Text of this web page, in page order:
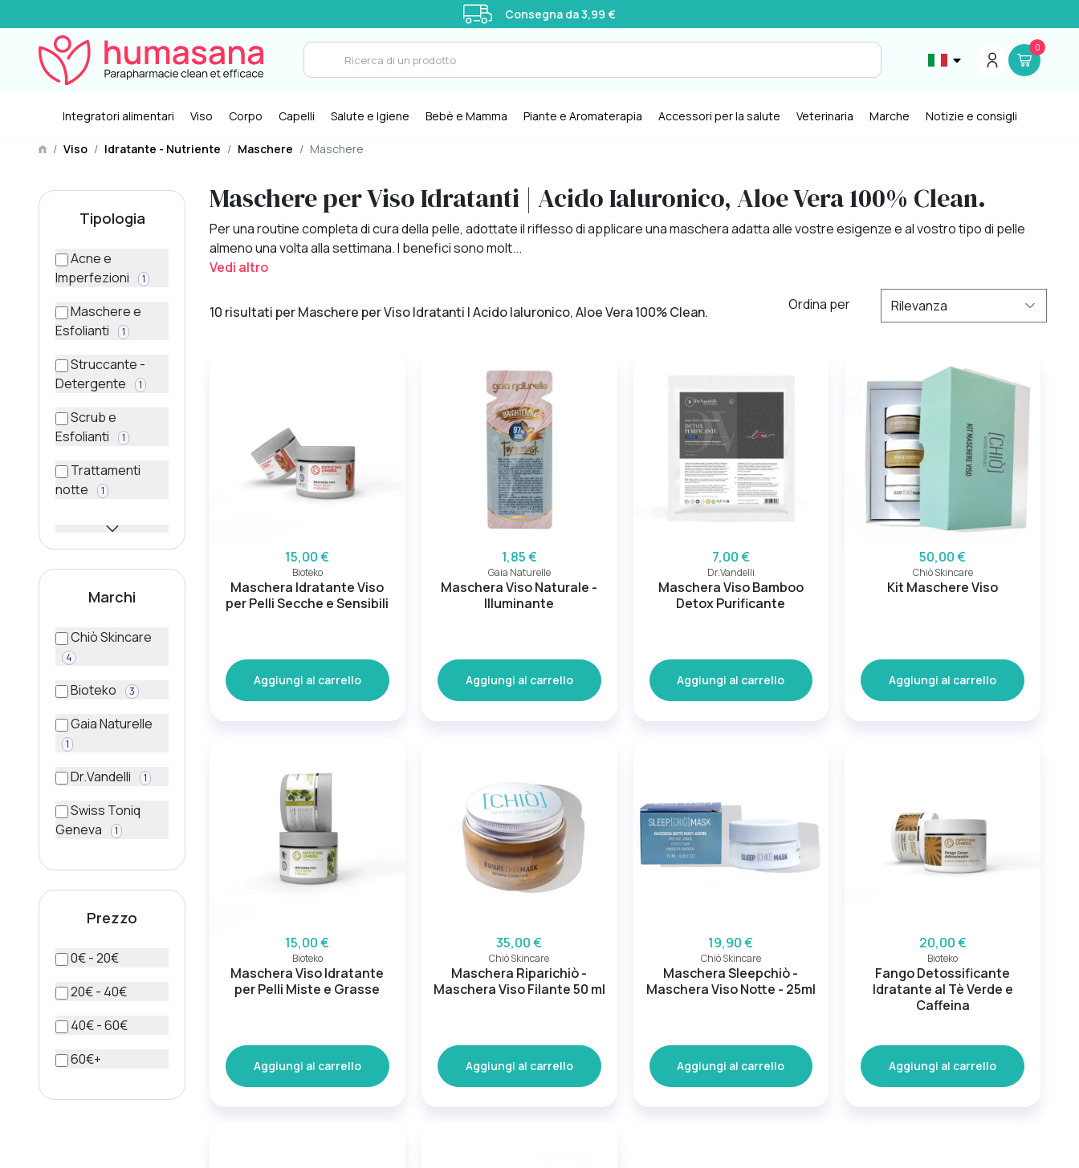
Consegna da 3,99 €
0
Integratori alimentari Viso Corpo Capelli Salute e Igiene Bebè e Mamma Piante e Aromaterapia Accessori per la salute Veterinaria Marche Notizie e consigli
/ Viso / Idratante - Nutriente / Maschere / Maschere
Tipologia
Acne e
Imperfezioni
1
Maschere e
Esfolianti
1
Struccante -
Detergente
1
Scrub e
Esfolianti
1
Trattamenti
notte
1
Marchi
Chiò Skincare
4
Bioteko 3
Gaia Naturelle
1
Dr.Vandelli 1
Swiss Toniq
Geneva
1
Prezzo
0€ - 20€
20€ - 40€
40€ - 60€
60€+
Maschere per Viso Idratanti | Acido Ialuronico, Aloe Vera 100% Clean.
Per una routine completa di cura della pelle, adottate il riflesso di applicare una maschera adatta alle vostre esigenze e al vostro tipo di pelle
almeno una volta alla settimana. I benefici sono molt...
Vedi altro
10 risultati per Maschere per Viso Idratanti | Acido Ialuronico, Aloe Vera 100% Clean. Ordina per
15,00 €
Bioteko
Maschera Idratante Viso
per Pelli Secche e Sensibili
Aggiungi al carrello
1,85 €
Gaia Naturelle
Maschera Viso Naturale -
Illuminante
Aggiungi al carrello
7,00 €
Dr.Vandelli
Maschera Viso Bamboo
Detox Purificante
Aggiungi al carrello
50,00 €
Chiò Skincare
Kit Maschere Viso
Aggiungi al carrello
15,00 €
Bioteko
Maschera Viso Idratante
per Pelli Miste e Grasse
Aggiungi al carrello
35,00 €
Chiò Skincare
Maschera Riparichiò -
Maschera Viso Filante 50 ml
Aggiungi al carrello
19,90 €
Chiò Skincare
Maschera Sleepchiò -
Maschera Viso Notte - 25ml
Aggiungi al carrello
20,00 €
Bioteko
Fango Detossificante
Idratante al Tè Verde e
Caffeina
Aggiungi al carrello